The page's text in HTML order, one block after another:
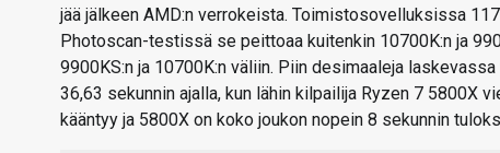
jää jälkeen AMD:n verrokeista. Toimistosovelluksissa
Photoscan-testissä se peittoaa kuitenkin 10700K:n ja
9900KS:n ja 10700K:n väliin. Piin desimaaleja
36,63 sekunnin ajalla, kun lähin kilpailija Ryzen 7 5800X
kääntyy ja 5800X on koko joukon nopein 8 sekunnin